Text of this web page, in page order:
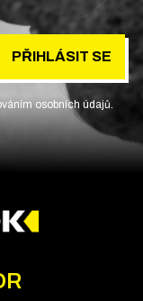
PŘIHLÁSIT SE
osobních údajů.